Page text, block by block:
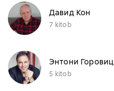
Давид Кон
7 kitob
Энтони Горовиц
5 kitob